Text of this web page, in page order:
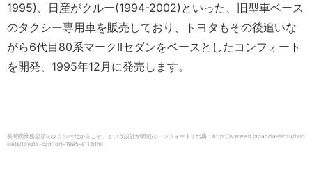
1995)、日産がクルー(1994-2002)といった、旧型車ベース
のタクシー専用車を販売しており、トヨタもその後追いな
がら6代目80系マークIIセダンをベースとしたコンフォート
を開発、1995年12月に発売します。
長時間乗務必須のタクシーだからこそ、という設計が満載のコンフォート / 出典：http://www.en.japanclassic.ru/boo
klets/toyota-comfort-1995-s11.html